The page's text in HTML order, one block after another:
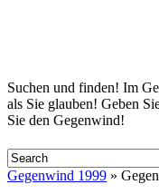
Startseite
Suchen und finden! Im
als Sie glauben! Geben
Sie den Gegenwind!
Gegenwind 1999 »